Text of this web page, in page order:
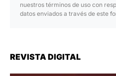
nuestros términos de uso con
datos enviados a través de este
REVISTA DIGITAL